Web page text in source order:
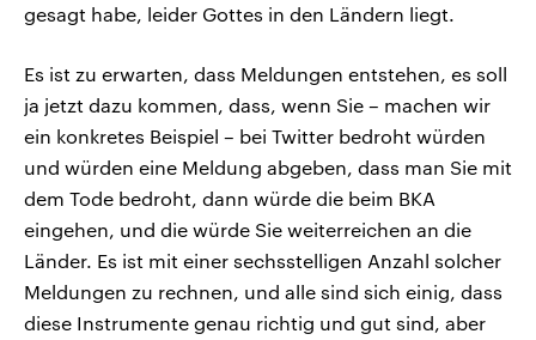
gesagt habe, leider Gottes in den Ländern liegt.
Es ist zu erwarten, dass Meldungen entstehen, es soll
ja jetzt dazu kommen, dass, wenn Sie – machen wir
ein konkretes Beispiel – bei Twitter bedroht würden
und würden eine Meldung abgeben, dass man Sie mit
dem Tode bedroht, dann würde die beim BKA
eingehen, und die würde Sie weiterreichen an die
Länder. Es ist mit einer sechsstelligen Anzahl solcher
Meldungen zu rechnen, und alle sind sich einig, dass
diese Instrumente genau richtig und gut sind, aber